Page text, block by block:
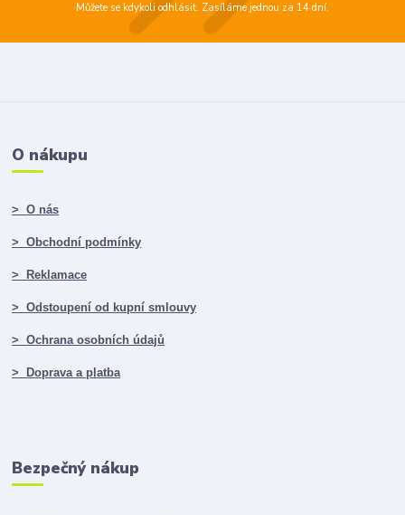
Můžete se kdykoli odhlásit. Zasíláme jednou za 14 dní.
O nákupu
> O nás
> Obchodní podmínky
> Reklamace
> Odstoupení od kupní smlouvy
> Ochrana osobních údajů
> Doprava a platba
Bezpečný nákup